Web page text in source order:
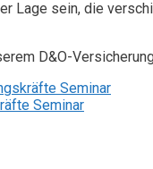
Lage sein, die
D&O-
Seminar
Seminar